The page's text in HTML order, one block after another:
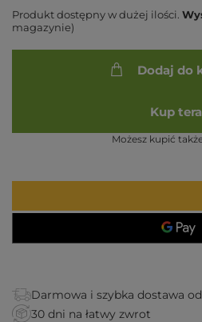
Produkt dostępny w dużej ilości
magazynie)
Dodaj do
Kup
Możesz kupić
Darmowa i szybka dostawa od
30 dni na łatwy zwrot